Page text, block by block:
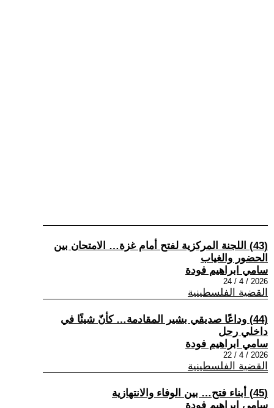
(43) اللجنة المركزية لفتح أمام غزة… الامتحان بين
الحضور والغياب
سامي ابراهيم فودة
2026 / 4 / 24
القضية الفلسطينية
(44) وداعًا صديقي بشير المقادمة… كأنّ شيئًا في
داخلي رحل
سامي ابراهيم فودة
2026 / 4 / 22
القضية الفلسطينية
(45) أبناء فتح… بين الوفاء والانتهازية
سامي ابراهيم فودة